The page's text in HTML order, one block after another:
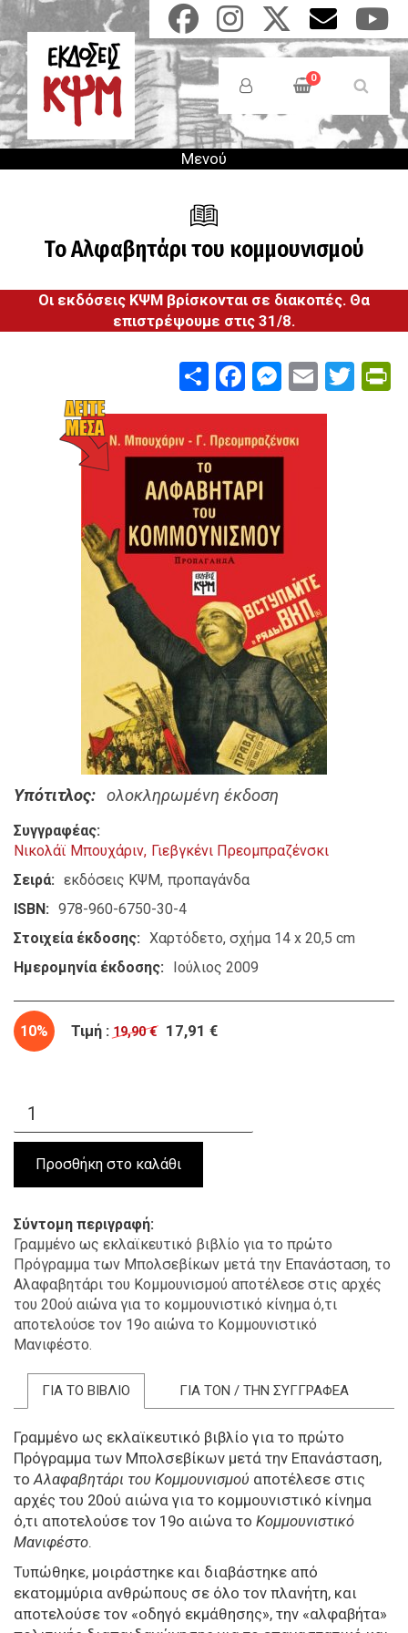
Παράκαμψη
προς
το
κυρίως
περιεχόμενο
Anonymous
Users
Menu
0
Μενού
Το Αλφαβητάρι του κομμουνισμού
Οι εκδόσεις ΚΨΜ βρίσκονται σε διακοπές. Θα
επιστρέψουμε στις 31/8.
ShareFacebook
Email
Υπότιτλος ολοκληρωμένη έκδοση
Συγγραφέας
Νικολάϊ Μπουχάριν Γιεβγκένι Πρεομπραζένσκι
Σειρά
εκδόσεις ΚΨΜ προπαγάνδα
ISBN
978-960-6750-30-4
Στοιχεία έκδοσης
Χαρτόδετο, σχήμα 14 x 20,5 cm
Ημερομηνία έκδοσης
Ιούλιος 2009
10% Τιμή : 19,90 € 17,91 €
Σύντομη περιγραφή
Γραμμένο ως εκλαϊκευτικό βιβλίο για το πρώτο
Πρόγραμμα των Μπολσεβίκων μετά την Επανάσταση, το
Αλαφαβητάρι του Κομμουνισμού αποτέλεσε στις αρχές
του 20ού αιώνα για το κομμουνιστικό κίνημα ό,τι
αποτελούσε τον 19ο αιώνα το Κομμουνιστικό
Μανιφέστο.
ΓΙΑ ΤΟ ΒΙΒΛΙΟ ΓΙΑ ΤΟΝ / ΤΗΝ ΣΥΓΓΡΑΦΕΑ
Γραμμένο ως εκλαϊκευτικό βιβλίο για το πρώτο
Πρόγραμμα των Μπολσεβίκων μετά την Επανάσταση,
το Αλαφαβητάρι του Κομμουνισμού αποτέλεσε στις
αρχές του 20ού αιώνα για το κομμουνιστικό κίνημα
ό,τι αποτελούσε τον 19ο αιώνα το Κομμουνιστικό
Μανιφέστο.
Τυπώθηκε, μοιράστηκε και διαβάστηκε από
εκατομμύρια ανθρώπους σε όλο τον πλανήτη, και
αποτελούσε τον «οδηγό εκμάθησης», την «αλφαβήτα»